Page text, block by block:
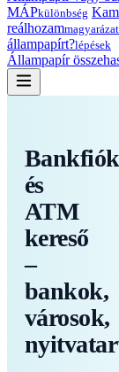
MÁPkülönbség
reálhozammagyarázat
állampapírt?lépések
Állampapír
Bankfiók
és
ATM
kereső
–
bankok,
városok,